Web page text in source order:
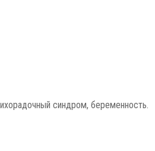
синдром, беременность.